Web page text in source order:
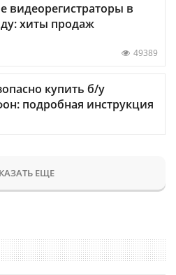
видеорегистраторы в
хиты продаж
49389
купить б/у
подробная инструкция
ЕЩЕ